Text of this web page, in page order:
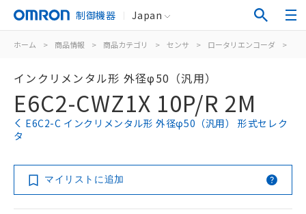
制御機器 Japan
ホーム > 商品情報 > 商品カテゴリ > センサ > ロータリエンコーダ >
インクリメンタル形 外径φ50（汎用）
E6C2-CWZ1X 10P/R 2M
E6C2-C インクリメンタル形 外径φ50（汎用） 形式セレク
タ
マイリストに追加